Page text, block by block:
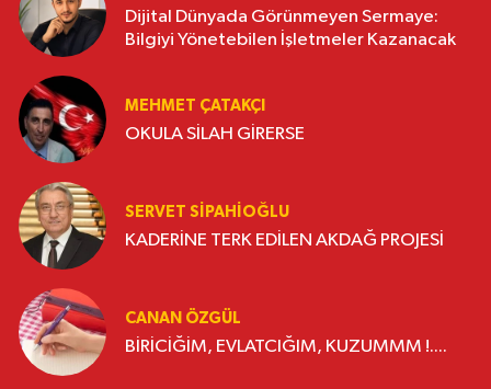
Dijital Dünyada Görünmeyen Sermaye:
Bilgiyi Yönetebilen İşletmeler Kazanacak
MEHMET ÇATAKÇI
OKULA SİLAH GİRERSE
SERVET SİPAHİOĞLU
KADERİNE TERK EDİLEN AKDAĞ PROJESİ
CANAN ÖZGÜL
BİRİCİĞİM, EVLATCIĞIM, KUZUMMM !....